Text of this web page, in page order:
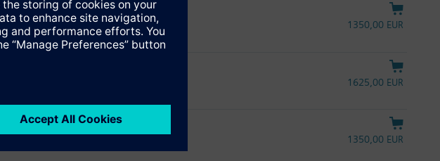
1350,00 EUR
1625,00 EUR
1350,00 EUR